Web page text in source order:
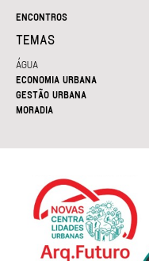
ENCONTROS
TEMAS
ÁGUA
ECONOMIA URBANA
GESTÃO URBANA
MORADIA